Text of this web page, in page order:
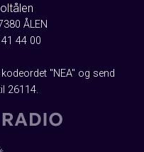
ÅLEN
44 00
"NEA" og send
26114.